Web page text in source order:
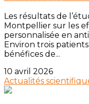
Les résultats de
Montpellier sur les
personnalisée en
Environ trois
bénéfices de...
10 avril 2026
Actualités